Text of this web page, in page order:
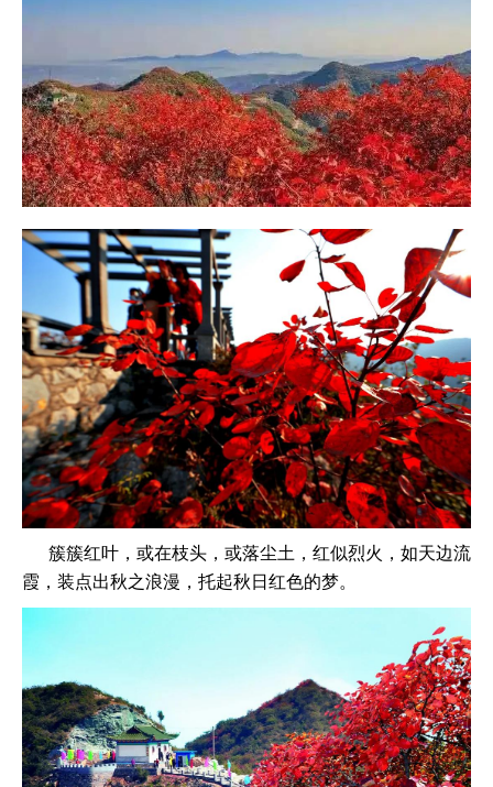
簇簇红叶，或在枝头，或落尘土，红似烈火，如天边流
霞，装点出秋之浪漫，托起秋日红色的梦。